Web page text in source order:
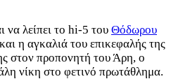
λείπει το hi-5 του Θόδωρου
και η αγκαλιά του επικεφαλής της
στον προπονητή του Άρη, ο
νίκη στο φετινό πρωτάθλημα.